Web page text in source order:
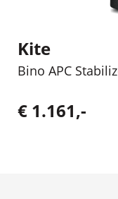
Kite
Bino APC
€ 1.161,-